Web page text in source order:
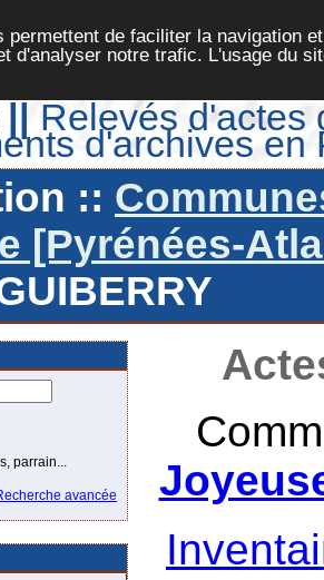
permettent de faciliter la navigation
d'analyser notre trafic. L'usage du
|| Relevés d'actes
d'archives en
::
[Pyrénées-
parrain...
avancée